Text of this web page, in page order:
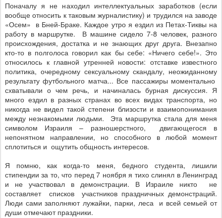
Поначалу я не находил интеллектуальных заработков (если
вообще относить к таковым журналистику) и трудился на заводе
«Осем» в Бней-Браке. Каждое утро я ездил из Петах-Тиквы на
работу в маршрутке.
В машине сидело 7-8 человек, разного
происхождения, достатка и не знающих друг друга. Внезапно
кто-то в полголоса говорил как бы себе: «Ничего себе!». Это
относилось к главной утренней новости: отставке известного
политика, очередному сексуальному скандалу, неожиданному
результату футбольного матча... Все пассажиры моментально
схватывали о чем речь, и начиналась бурная дискуссия. Я
много ездил в разных странах во всех видах транспорта, но
никогда не видел такой степени близости и взаимопонимания
между незнакомыми людьми.
Эта маршрутка стала для меня
символом Израиля – разношерстного,
двигающегося в
непонятном направлении, но способного в любой момент
сплотиться и ощутить общность интересов.
Я помню, как когда-то меня, бедного студента, лишили
стипендии за то, что перед 7 ноября я тихо слинял в Ленинград
и не участвовал в демонстрации. В Израиле никто
не
составляет
списков
участников праздничных демонстраций.
Люди сами заполняют лужайки, парки, леса
и всей семьей от
души отмечают праздники.